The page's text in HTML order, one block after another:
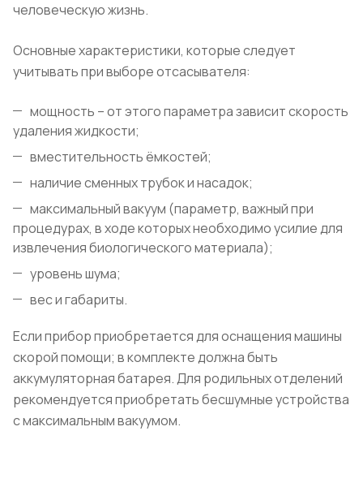
человеческую жизнь.
Основные характеристики, которые следует
учитывать при выборе отсасывателя:
мощность – от этого параметра зависит скорость
удаления жидкости;
вместительность ёмкостей;
наличие сменных трубок и насадок;
максимальный вакуум (параметр, важный при
процедурах, в ходе которых необходимо усилие для
извлечения биологического материала);
уровень шума;
вес и габариты.
Если прибор приобретается для оснащения машины
скорой помощи; в комплекте должна быть
аккумуляторная батарея. Для родильных отделений
рекомендуется приобретать бесшумные устройства
с максимальным вакуумом.